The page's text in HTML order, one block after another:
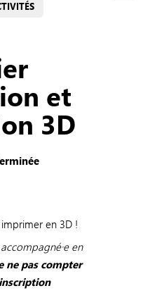
et
3D
en 3D !
en
ne pas compter